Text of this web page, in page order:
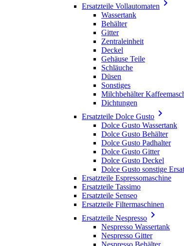
Ersatzteile Vollautomaten 
Wassertank
Behälter
Gitter
Zentraleinheit
Deckel
Gehäuse Teile
Schläuche
Düsen
Sonstiges
Milchbehälter
Dichtungen
Ersatzteile Dolce Gusto 
Dolce Gusto Wassertank
Dolce Gusto Behälter
Dolce Gusto Padhalter
Dolce Gusto Gitter
Dolce Gusto Deckel
Dolce Gusto sonstige
Ersatzteile Espressomaschine
Ersatzteile Tassimo
Ersatzteile Senseo
Ersatzteile Filtermaschinen
Ersatzteile Nespresso 
Nespresso Wassertank
Nespresso Gitter
Nespresso Behälter